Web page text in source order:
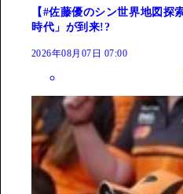
【#佐藤優のシン世界地図
時代」が到来!?
2026年08月07日 07:00